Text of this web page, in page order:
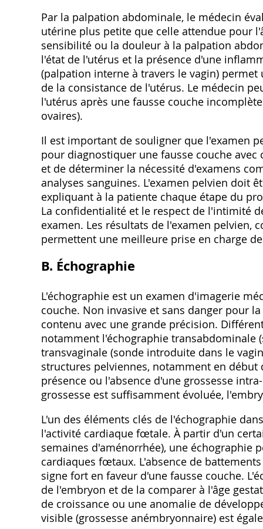
Par la palpation abdominale, le médecin
utérine plus petite que celle attendue pour
sensibilité ou la douleur à la palpation
l'état de l'utérus et la présence d'une
(palpation interne à travers le vagin)
de la consistance de l'utérus. Le médecin
l'utérus après une fausse couche
ovaires).
Il est important de souligner que l'examen
pour diagnostiquer une fausse couche
et de déterminer la nécessité d'examens
analyses sanguines. L'examen pelvien doit
expliquant à la patiente chaque étape du
La confidentialité et le respect de l'intimité
examen. Les résultats de l'examen pelvien,
permettent une meilleure prise en charge
B. Échographie
L'échographie est un examen d'imagerie
couche. Non invasive et sans danger pour
contenu avec une grande précision.
notamment l'échographie transabdominale
transvaginale (sonde introduite dans le
structures pelviennes, notamment en
présence ou l'absence d'une grossesse
grossesse est suffisamment évoluée,
L'un des éléments clés de l'échographie
l'activité cardiaque fœtale. À partir d'un
semaines d'aménorrhée), une échographie
cardiaques fœtaux. L'absence de
signe fort en faveur d'une fausse couche.
de l'embryon et de la comparer à l'âge
de croissance ou une anomalie de
visible (grossesse anémbryonnaire) est